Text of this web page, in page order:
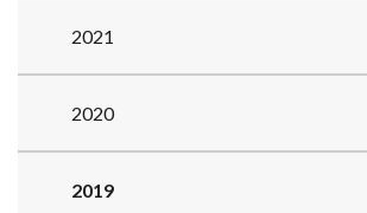
2021
2020
2019